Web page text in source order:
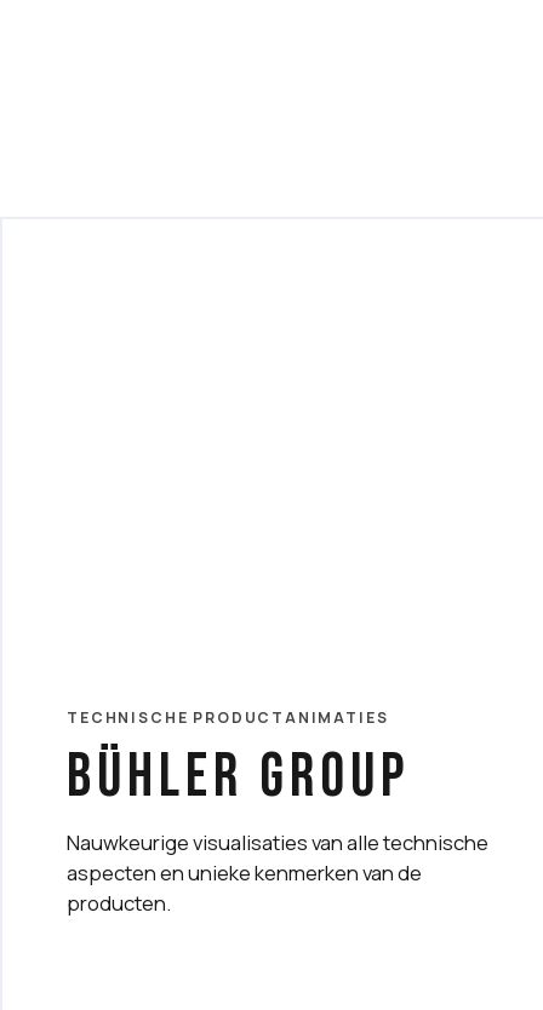
TECHNISCHE PRODUCTANIMATIES
Bühler Group
Nauwkeurige visualisaties van alle technische
aspecten en unieke kenmerken van de
producten.